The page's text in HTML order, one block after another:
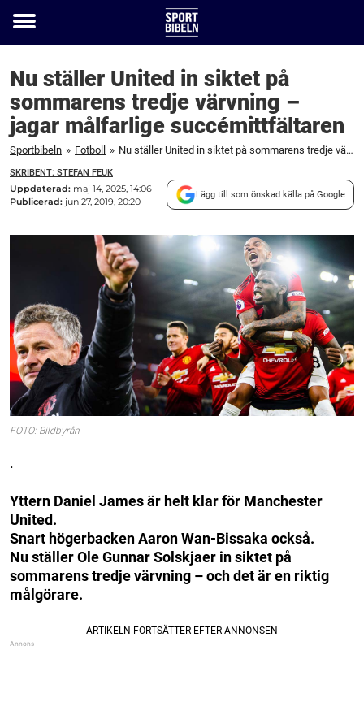
Toggle
Nu ställer United in siktet på
sommarens tredje värvning –
jagar målfarlige succémittfältaren
Sportbibeln » Fotboll » Nu ställer United in siktet på sommarens tredje värvning – jagar målfarlige succémittfältaren
SKRIBENT: STEFAN FEUK
Uppdaterad: maj 14, 2025, 14:06
Publicerad: jun 27, 2019, 20:20
Lägg till som önskad källa på Google
FOTO: Bildbyrån
.
Yttern Daniel James är helt klar för Manchester
United.
Snart högerbacken Aaron Wan-Bissaka också.
Nu ställer Ole Gunnar Solskjaer in siktet på
sommarens tredje värvning – och det är en riktig
målgörare.